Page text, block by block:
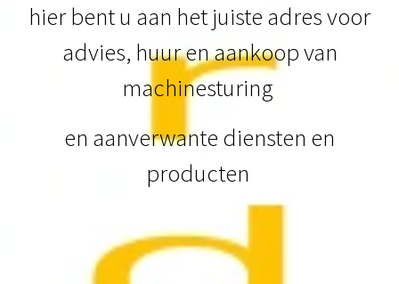
hier bent u aan het juiste adres voor
advies, huur en aankoop van
machinesturing
en aanverwante diensten en
producten